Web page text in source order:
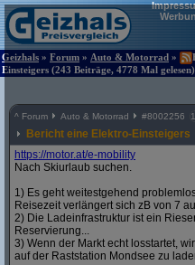
Geizhals » Forum » Auto & Motorrad »
Einsteigers (243 Beiträge, 4778 Mal gelesen)
^ Forum Auto & Motorrad #8002256
Bericht eine Elektro-Einsteigers
https://motor.at/e-mobility
Nach Skiurlaub suchen.
1) Es geht weitestgehend
Reisezeit verlängert sich zB von 7
2) Die Ladeinfrastruktur ist ein
Reservierung...
3) Wenn der Markt echt losstartet,
auf der Raststation Mondsee zu